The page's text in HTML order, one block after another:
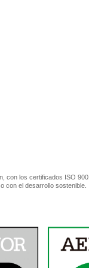
los certificados ISO
con el desarrollo sostenible.